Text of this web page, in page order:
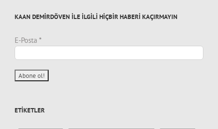
KAAN DEMİRDÖVEN İLE İLGİLİ HİÇBİR HABERİ KAÇIRMAYIN
E-Posta *
ETIKETLER